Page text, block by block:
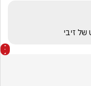
זיבי